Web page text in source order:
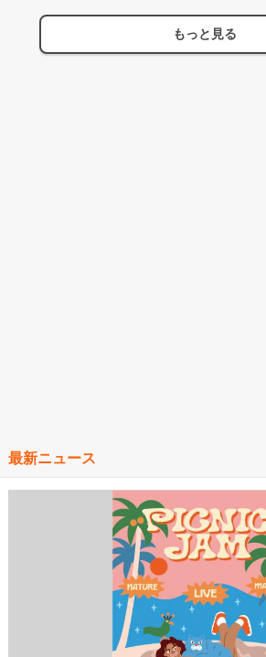
もっと見る
最新ニュース